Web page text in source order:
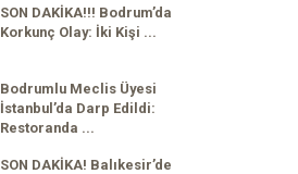
SON DAKİKA!!! Bodrum’da
Korkunç Olay: İki Kişi ...
Bodrumlu Meclis Üyesi
İstanbul’da Darp Edildi:
Restoranda ...
SON DAKİKA! Balıkesir’de